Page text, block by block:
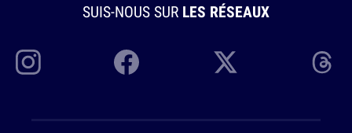
SUIS-NOUS SUR LES RÉSEAUX